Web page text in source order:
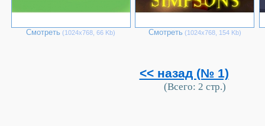
Смотреть (1024х768, 66 Kb) Смотреть (1024х768, 154 Kb)
<< назад (№ 1)
(Всего: 2 стр.)